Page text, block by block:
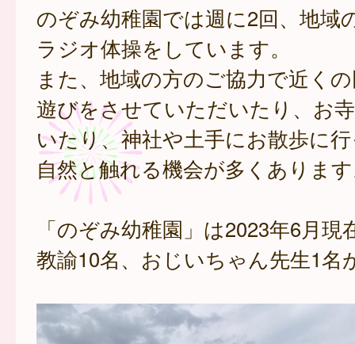
のぞみ幼稚園では週に2回、地域
ラジオ体操をしています。
また、地域の方のご協力で近く
遊びをさせていただいたり、お
いたり、神社や土手にお散歩に
自然と触れる機会が多くありま
「のぞみ幼稚園」は2023年6月現
教諭10名、おじいちゃん先生1名